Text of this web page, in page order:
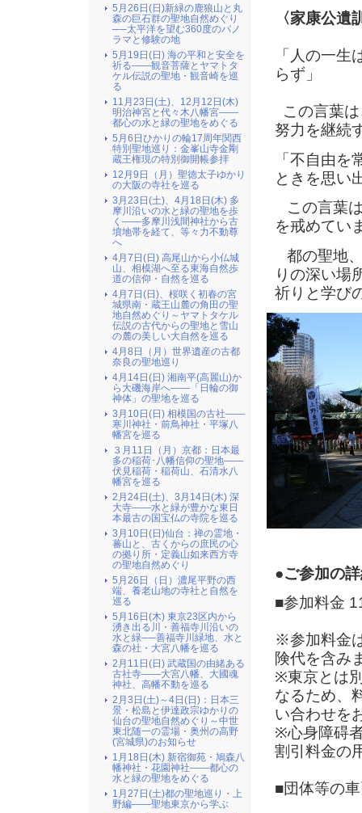
〈家康公遺
「人の一
らず」
この言葉
努力を継続
「不自由
ときを思い
この言葉
を戒めてい
都の聖地
りの深い場
祈りと学び
●ご参加の
■参加料金
※参加料金
険代を含み
※東京とは
なるため、
い合わせを
※心身障碍
割引料金の
■団体等の
5月26日(日)新緑の鹿狼山と丸
森の巨石群の聖地自然めぐり
──太平洋を望む360度のパノ
ラマと修験の地
5月19日(日) 海の平和と安全を
祈る――観音菩薩とヤマトタ
ケル伝説の聖地・観音崎を巡
る
11月23日(土)、12月12日(木)
明治神宮と代々木八幡宮――
都心の水と緑の聖地をめぐる
5月6日ひかりの輪17周年関西
特別聖地巡り：金峯山寺金剛
蔵王権現の特別御開帳参拝
12月9日（月）聖徳太子ゆかり
の大阪の寺社を巡る
3月23日(土)、4月18日(木) 多
摩川沿いの水と緑の聖地を歩
く――多摩川浅間神社から古
墳地帯を経て、等々力不動尊
へ
4月7日(日) 高尾山から小仏城
山、相模湖へ至る東海自然歩
道の信仰・自然を巡る
4月7日(日)、桜咲く初春の宮
城県南・蔵王山麓の角田の聖
地自然めぐり～ヤマトタケル
伝説の古代からの聖地と雪山
の麓の美しい大自然を巡る
4月8日（月）世界遺産の古都
奈良の聖地巡り
4月14日(日) 湘南平(高麗山)か
ら大磯海岸へ――「日輪の御
神体」の聖地を巡る
3月10日(日) 相模国の古社――
寒川神社・前鳥神社・平塚八
幡宮を巡る
３月11日（月）京都：日本最
多の稲荷･八幡信仰の聖地――
伏見稲荷・稲荷山、石清水八
幡宮を巡る
2月24日(土)、3月14日(木) 深
大寺――水と緑が豊かな東日
本最古の国宝仏の寺院を巡る
3月10日(日)仙台：禅の霊地・
蕃山と、古くからの庶民の心
の拠り所・定義山如来西方寺
の聖地自然めぐり
5月26日（日）濃尾平野の西
端、養老山地の寺社と自然を
巡る
5月16日(木) 東京23区内から
湧き出る川・善福寺川沿いの
水と緑──善福寺川緑地、水と
森の社・大宮八幡を巡る
2月11日(日) 武蔵国の由緒ある
古社寺――大宮八幡、大國魂
神社、高幡不動を巡る
2月3日(土)～4日(日)：日本三
景・松島と伊達政宗ゆかりの
仙台の聖地自然めぐり～中世
東北随一の霊場・奥州の高野
(宮城県)のお知らせ
1月18日(木) 新宿御苑・鳩森八
幡神社・花園神社――都心の
水と緑の聖地をめぐる
1月27日(土)都の聖地巡り・上
野編――聖地東京から学ぶ